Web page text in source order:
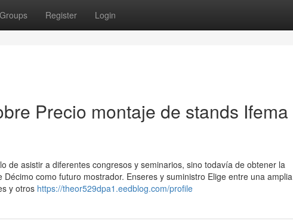
Groups Register Login
Precio montaje de stands Ifema
de asistir a diferentes congresos y seminarios, sino todavía de obtener la
como futuro mostrador. Enseres y suministro Elige entre una amplia
y otros https://theor529dpa1.eedblog.com/profile